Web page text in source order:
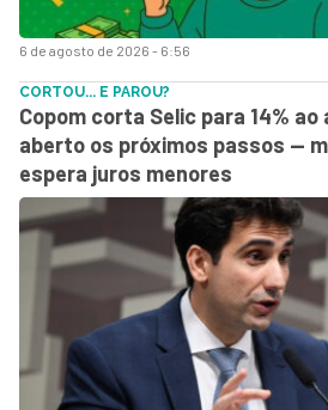
6 de agosto de 2026 - 6:56
CORTOU... E PAROU?
Copom corta Selic para 14% ao
aberto os próximos passos —
espera juros menores